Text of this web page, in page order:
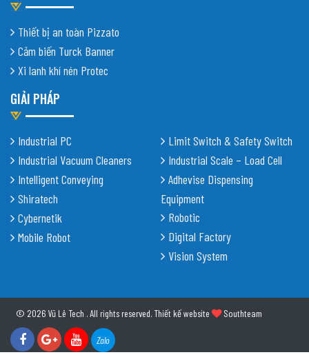
Thiết bị an toàn Pizzato
Cảm biến Turck Banner
Xi lanh khí nén Protec
GIẢI PHÁP
Industrial PC
Industrial Vacuum Cleaners
Intelligent Conveying
Shiratech
Cybernetik
Mobile Robot
Limit Switch & Safety Switch
Industrial Scale – Load Cell
Adhevise Dispensing
Equipment
Robotic
Digital Factory
Vision System
© 2026 Vũ Lê Tech . All rights reserved. Thiết kế website Southteam
Zalo